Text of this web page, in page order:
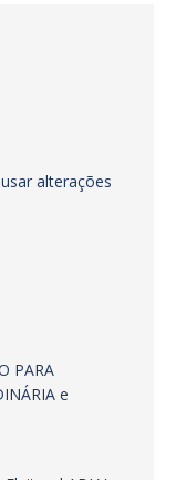
alterações
PARA
e